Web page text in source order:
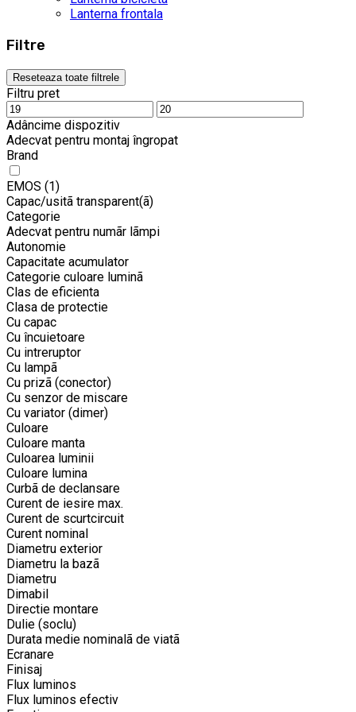
Lanterna frontala
Filtre
Reseteaza toate filtrele
Filtru pret
Adâncime dispozitiv
Adecvat pentru montaj îngropat
Brand
EMOS (1)
Capac/usitã transparent(ã)
Categorie
Adecvat pentru numãr lãmpi
Autonomie
Capacitate acumulator
Categorie culoare luminã
Clas de eficienta
Clasa de protectie
Cu capac
Cu încuietoare
Cu intreruptor
Cu lampã
Cu prizã (conector)
Cu senzor de miscare
Cu variator (dimer)
Culoare
Culoare manta
Culoarea luminii
Culoare lumina
Curbã de declansare
Curent de iesire max.
Curent de scurtcircuit
Curent nominal
Diametru exterior
Diametru la bazã
Diametru
Dimabil
Directie montare
Dulie (soclu)
Durata medie nominalã de viatã
Ecranare
Finisaj
Flux luminos
Flux luminos efectiv